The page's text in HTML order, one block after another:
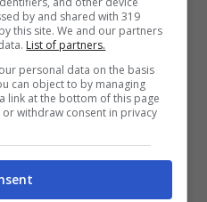
Promotrice delle
Crivelli 11, e
20 giugno prossimo.
, compresi anche 16
2 Giugno. Dalle
dalle ore 10 alle
by and shared with 319
this site. We and our partners
List of partners.
personal data on the basis
can object to by managing
link at the bottom of this page
withdraw consent in privacy